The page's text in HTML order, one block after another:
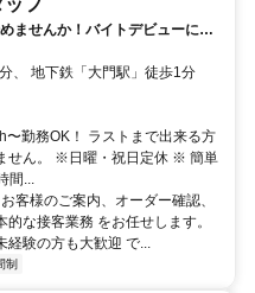
ませんか！バイトデビューにも
緒なのに高待遇★正社員登用も
アクセス: 交通:JR「浜松町」徒歩3分、 地下鉄「大門駅」徒歩1分
勤務OK！ ラストまで出来る方
せん。 ※日曜・祝日定休 ※ 簡単
...
客様のご案内、オーダー確認、
な接客業務 をお任せします。
験の方も大歓迎 で...
制